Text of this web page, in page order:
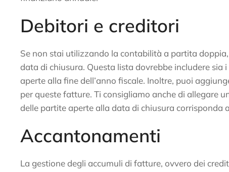
Debitori e creditori
Se non stai utilizzando la contabilità a partita
data di chiusura. Questa lista dovrebbe includere
aperte alla fine dell’anno fiscale. Inoltre, puoi
per queste fatture. Ti consigliamo anche di allegare
delle partite aperte alla data di chiusura corrisponda
Accantonamenti
La gestione degli accumuli di fatture, ovvero dei